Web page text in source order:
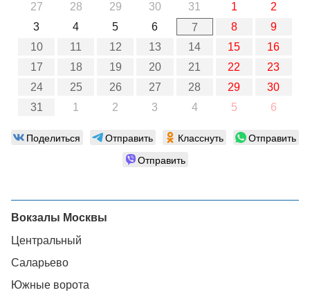
27
28 29 30 31 1
2
3
4 5 6 7 8
9
10
11 12 13 14 15
16
17
18 19 20 21 22
23
24
25 26 27 28 29
30
31
1 2 3 4 5 6
Поделиться Отправить Класснуть
Отправить
Отправить
Вокзалы Москвы
Центральный
Саларьево
Южные ворота